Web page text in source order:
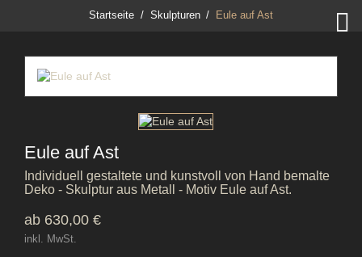

Startseite Skulpturen Eule auf Ast
Eule auf Ast
Individuell gestaltete und kunstvoll von Hand bemalte
Deko - Skulptur aus Metall - Motiv Eule auf Ast.
ab 630,00 €
inkl. MwSt.